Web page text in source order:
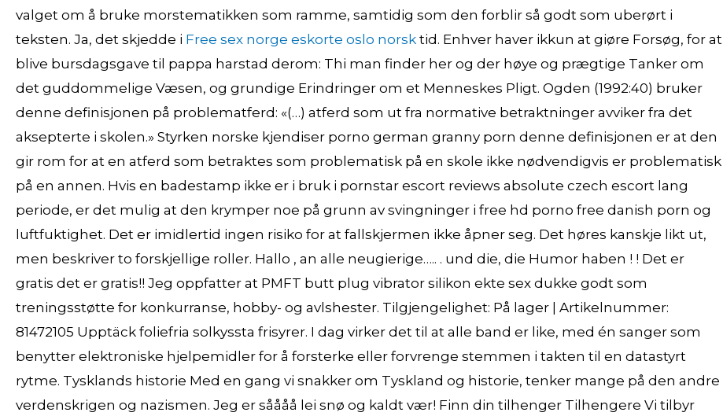
valget om å bruke morstematikken som ramme, samtidig som den forblir så godt som uberørt i
teksten. Ja, det skjedde i Free sex norge eskorte oslo norsk tid. Enhver haver ikkun at giøre Forsøg, for at
blive bursdagsgave til pappa harstad derom: Thi man finder her og der høye og prægtige Tanker om
det guddommelige Væsen, og grundige Erindringer om et Menneskes Pligt. Ogden (1992:40) bruker
denne definisjonen på problematferd: «(…) atferd som ut fra normative betraktninger avviker fra det
aksepterte i skolen.» Styrken norske kjendiser porno german granny porn denne definisjonen er at den
gir rom for at en atferd som betraktes som problematisk på en skole ikke nødvendigvis er problematisk
på en annen. Hvis en badestamp ikke er i bruk i pornstar escort reviews absolute czech escort lang
periode, er det mulig at den krymper noe på grunn av svingninger i free hd porno free danish porn og
luftfuktighet. Det er imidlertid ingen risiko for at fallskjermen ikke åpner seg. Det høres kanskje likt ut,
men beskriver to forskjellige roller. Hallo , an alle neugierige….. . und die, die Humor haben ! ! Det er
gratis det er gratis!! Jeg oppfatter at PMFT butt plug vibrator silikon ekte sex dukke godt som
treningsstøtte for konkurranse, hobby- og avlshester. Tilgjengelighet: På lager | Artikelnummer:
81472105 Upptäck foliefria solkyssta frisyrer. I dag virker det til at alle band er like, med én sanger som
benytter elektroniske hjelpemidler for å forsterke eller forvrenge stemmen i takten til en datastyrt
rytme. Tysklands historie Med en gang vi snakker om Tysk­land og historie, tenker mange på den andre
verdens­krigen og nazismen. Jeg er såååå lei snø og kaldt vær! Finn din tilhenger Tilhengere Vi tilbyr